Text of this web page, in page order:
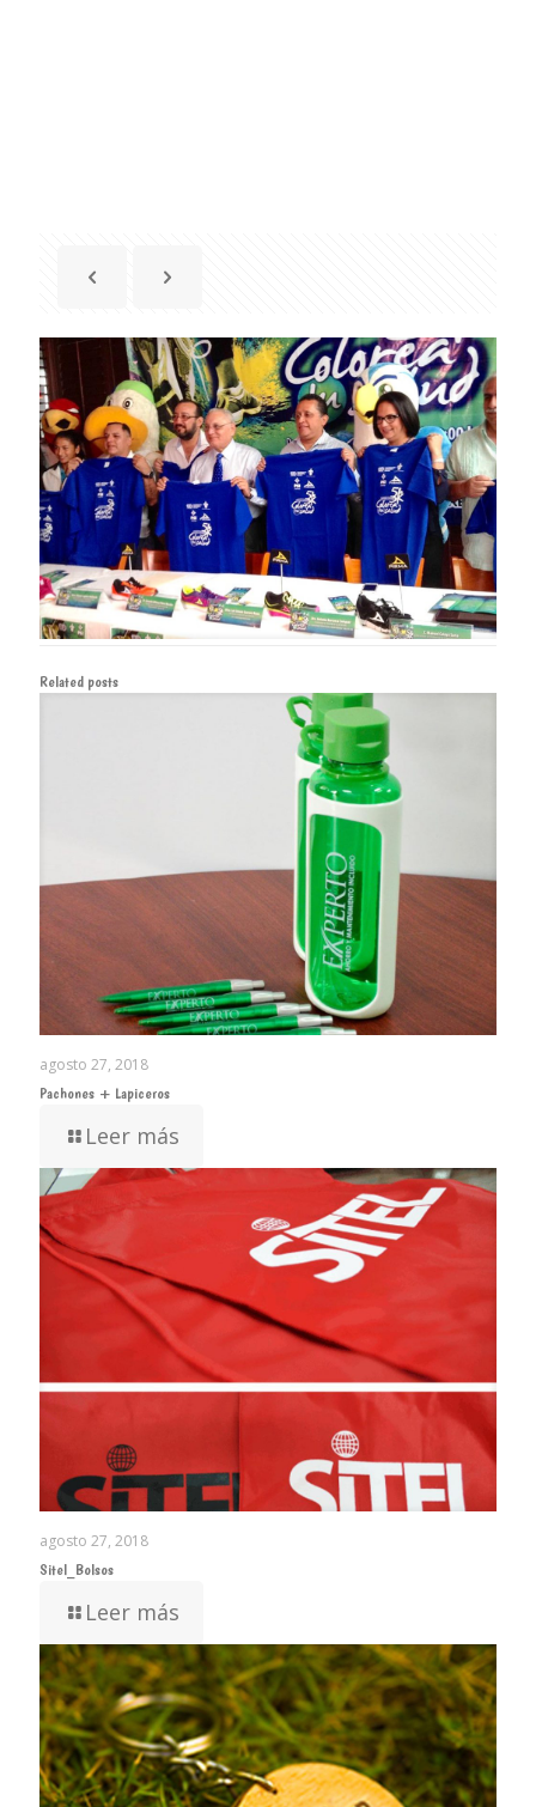
Related posts
agosto 27, 2018
Pachones + Lapiceros
Leer más
agosto 27, 2018
Sitel_Bolsos
Leer más